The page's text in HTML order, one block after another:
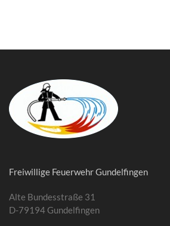
Freiwillige Feuerwehr Gundelfingen
Alte Bundesstraße 31
D-79194 Gundelfingen